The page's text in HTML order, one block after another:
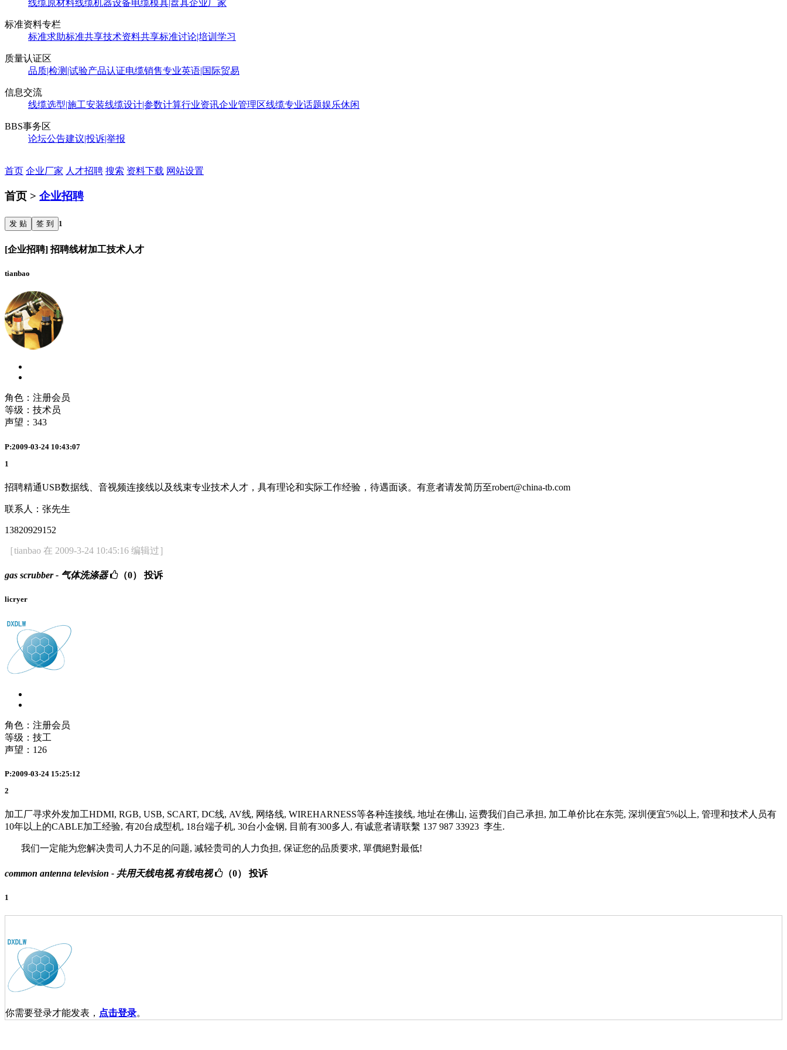
线缆原材料线缆机器设备电缆模具|盘具企业厂家
标准资料专栏
标准求助标准共享技术资料共享标准讨论|培训学习
质量认证区
品质|检测|试验产品认证电缆销售专业英语|国际贸易
信息交流
线缆选型|施工安装线缆设计|参数计算行业资讯企业管理区线缆专业话题娱乐休闲
BBS事务区
论坛公告建议|投诉|举报
首页 企业厂家 人才招聘 搜索 资料下载 网站设置
首页 > 企业招聘
发 贴 签 到 1
[企业招聘] 招聘线材加工技术人才
tianbao
角色：注册会员
等级：技术员
声望： 343
P:2009-03-24 10:43:07
1
招聘精通USB数据线、音视频连接线以及线束专业技术人才，具有理论和实际工作经验，待遇面谈。有意者请发简历至robert@china-tb.com
联系人：张先生
13820929152
［tianbao 在 2009-3-24 10:45:16 编辑过］
gas scrubber - 气体洗涤器 （0） 投诉
licryer
角色：注册会员
等级：技工
声望： 126
P:2009-03-24 15:25:12
2
加工厂寻求外发加工HDMI, RGB, USB, SCART, DC线, AV线, 网络线, WIREHARNESS等各种连接线, 地址在佛山, 运费我们自己承担, 加工单价比在东莞, 深圳便宜5%以上, 管理和技术人员有
10年以上的CABLE加工经验, 有20台成型机, 18台端子机, 30台小金钢, 目前有300多人, 有诚意者请联繫 137 987 33923 李生.
我们一定能为您解决贵司人力不足的问题, 减轻贵司的人力负担, 保证您的品质要求, 單價絕對最低!
common antenna television - 共用天线电视,有线电视 （0） 投诉
1
你需要登录才能发表， 点击登录。